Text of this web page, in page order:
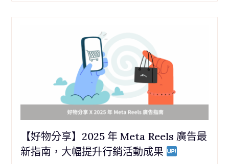
【好物分享】2025 年 Meta Reels 廣告最
新指南，大幅提升行銷活動成果